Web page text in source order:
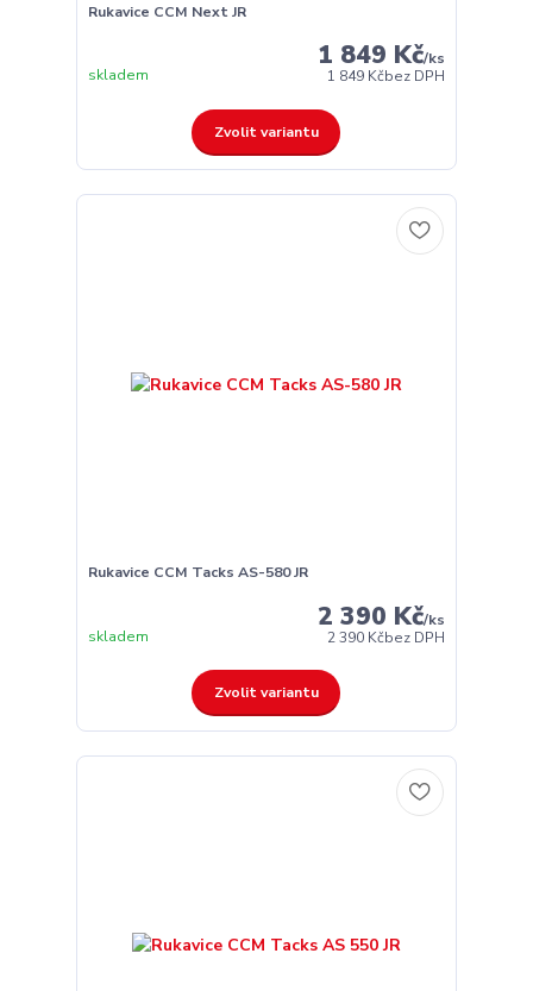
Rukavice CCM Next JR
1 849 Kč/ks
1 849 Kčbez DPH
skladem
Zvolit variantu
Rukavice CCM Tacks AS-580 JR
2 390 Kč/ks
2 390 Kčbez DPH
skladem
Zvolit variantu